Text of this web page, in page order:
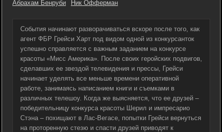
Абрахам Бенруби
Ник Офферман
События начинают разворачиваться вскоре после того, как
агент ФБР Грейси Харт под видом одной из конкурсанток
успешно справляется с важным заданием на конкурсе
красоты «Мисс Америка». После своих геройских подвигов,
сделавших ее звездой телевидения и прессы, Грейси
начинает уделять все меньше времени оперативной
работе, занимаясь написанием книги и съемками в
различных телешоу. Когда же выясняется, что ее друзей –
победительницу конкурса красоты Шерил и импресарио
Стэна – похищают в Лас-Вегасе, попытки Грейси вернуться
на проторенную стезю и спасти друзей приводят к